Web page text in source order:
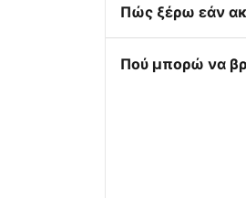
Πώς ξέρω εάν
Πού μπορώ να